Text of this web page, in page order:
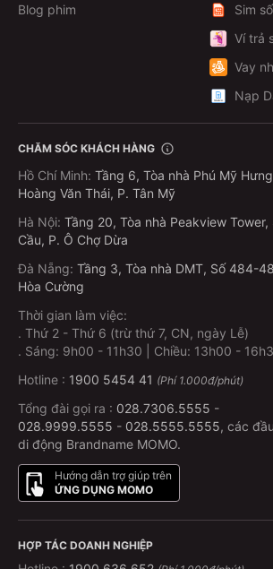
Blog phim
Sim
Ví trả
Vay
Nạp
CHĂM SÓC KHÁCH HÀNG
Hồ Chí Minh: Tầng 6, Tòa nhà Phú Mỹ
Hoàng Văn Thái, P. Tân Mỹ
Hà Nội: Tầng 20, Tòa nhà Peakview
Cầu, P. Ô Chợ Dừa
Đà Nẵng: Tầng 3, Tòa nhà DMT, Số 484-
Hòa Cường
Thời gian làm việc:
. Thứ 2 - Thứ 6 (trừ thứ 7, CN, ngày Lễ)
. Sáng: 9h00 - 11h30 | Chiều: 13h00 -
Hotline : 1900 5454 41 (Phí 1.000đ/phút)
Tổng đài gọi ra : 028.7306.5555 -
028.9999.5555 - 028.5555.5555, các
di động Brandname MOMO.
Hướng dẫn trợ giúp trên
ỨNG DỤNG MOMO
HỢP TÁC DOANH NGHIỆP